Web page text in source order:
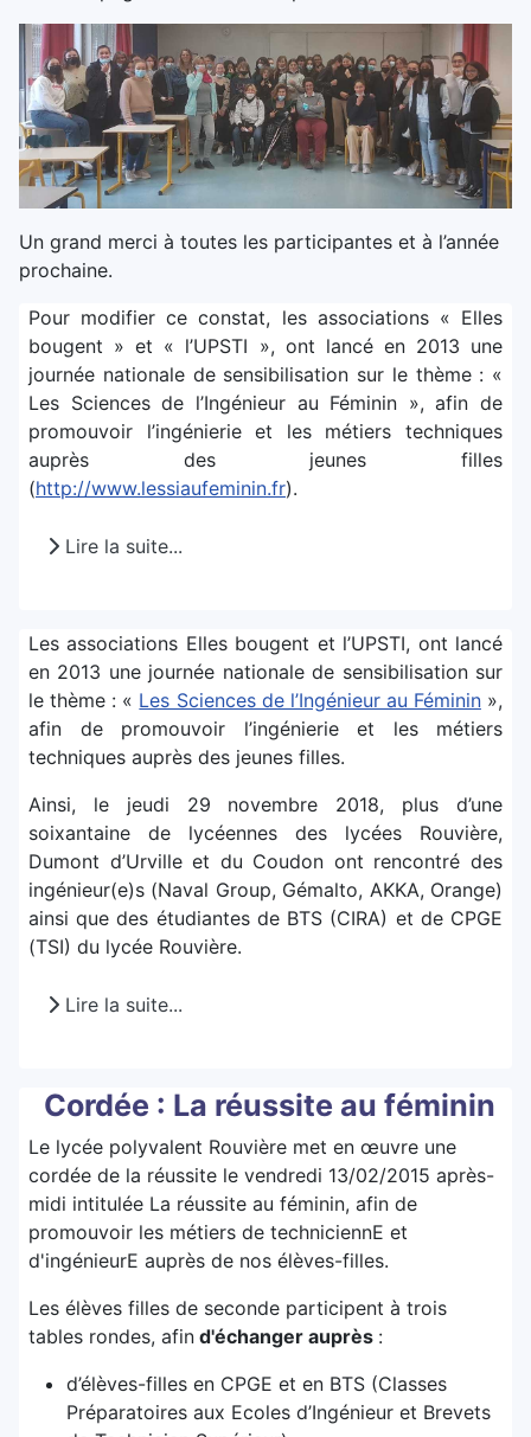
Un grand merci à toutes les participantes et à l’année
prochaine.
Pour modifier ce constat, les associations « Elles
bougent » et « l’UPSTI », ont lancé en 2013 une
journée nationale de sensibilisation sur le thème : «
Les Sciences de l’Ingénieur au Féminin », afin de
promouvoir l’ingénierie et les métiers techniques
auprès des jeunes filles
(http://www.lessiaufeminin.fr).
Lire la suite...
Les associations Elles bougent et l’UPSTI, ont lancé
en 2013 une journée nationale de sensibilisation sur
le thème : « Les Sciences de l’Ingénieur au Féminin»,
afin de promouvoir l’ingénierie et les métiers
techniques auprès des jeunes filles.
Ainsi, le jeudi 29 novembre 2018, plus d’une
soixantaine de lycéennes des lycées Rouvière,
Dumont d’Urville et du Coudon ont rencontré des
ingénieur(e)s (Naval Group, Gémalto, AKKA, Orange)
ainsi que des étudiantes de BTS (CIRA) et de CPGE
(TSI) du lycée Rouvière.
Lire la suite...
Cordée : La réussite au féminin
Le lycée polyvalent Rouvière met en œuvre une
cordée de la réussite le vendredi 13/02/2015 après-
midi intitulée La réussite au féminin, afin de
promouvoir les métiers de techniciennE et
d'ingénieurE auprès de nos élèves-filles.
Les élèves filles de seconde participent à trois
tables rondes, afin d'échanger auprès :
d’élèves-filles en CPGE et en BTS (Classes
Préparatoires aux Ecoles d’Ingénieur et Brevets